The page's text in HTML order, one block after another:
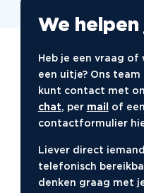
Moorddiner–
Pubquiz– Speel in
andere manier
Gek op Holland– De
Nederland
Escape in the City–
met teamwork en
Waar
We helpen
Heb je een vraag
een uitje? Ons
kunt contact met
chat, per mail
of
contactformulier
Liever direct
telefonisch
denken graag met